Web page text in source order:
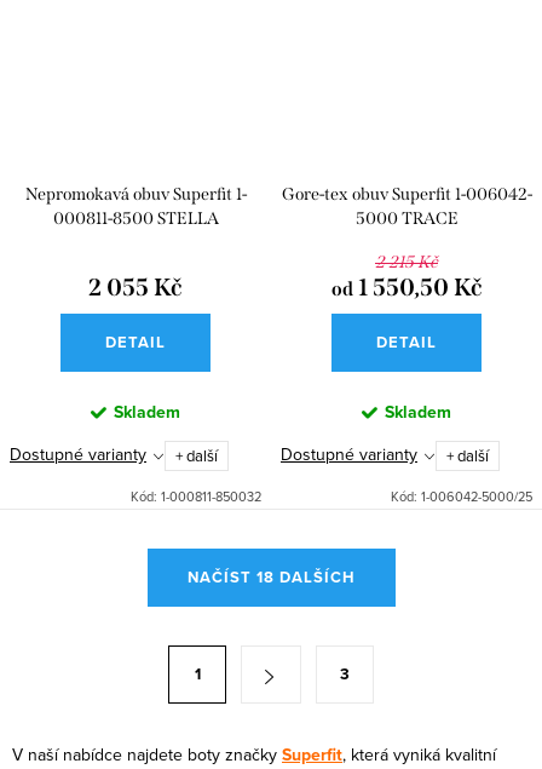
Nepromokavá obuv Superfit 1-
000811-8500 STELLA
2 055 Kč
DETAIL
Skladem
Dostupné varianty + další
Kód: 1-000811-850032
Gore-tex obuv Superfit 1-006042-
5000 TRACE
2 215 Kč
od1 550,50 Kč
DETAIL
Skladem
Dostupné varianty + další
Kód: 1-006042-5000/25
c
NAČÍST 18 DALŠÍCH
á
1 3
V naší nabídce najdete boty značky Superfit, která vyniká kvalitní